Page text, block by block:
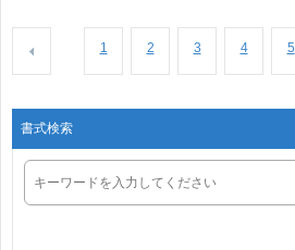
1 2 3 4 5
書式検索